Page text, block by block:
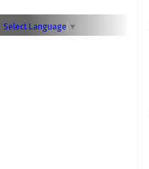
Select Language ▼